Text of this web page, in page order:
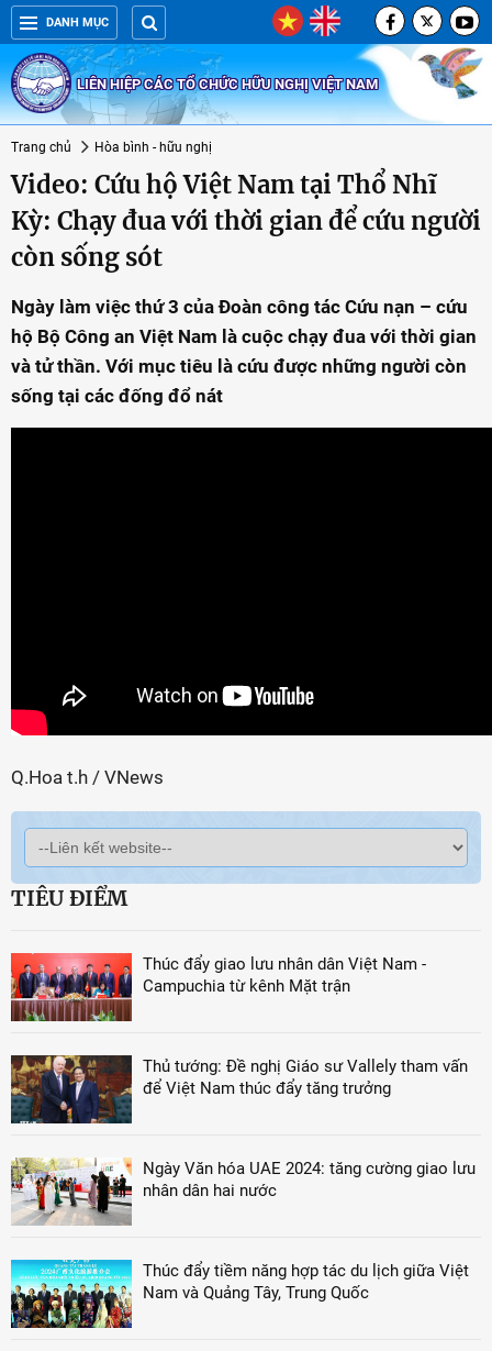
DANH MỤC
LIÊN HIỆP CÁC TỔ CHỨC HỮU NGHỊ VIỆT NAM
Trang chủ Hòa bình - hữu nghị
Video: Cứu hộ Việt Nam tại Thổ Nhĩ
Kỳ: Chạy đua với thời gian để cứu người
còn sống sót
Ngày làm việc thứ 3 của Đoàn công tác Cứu nạn – cứu
hộ Bộ Công an Việt Nam là cuộc chạy đua với thời gian
và tử thần. Với mục tiêu là cứu được những người còn
sống tại các đống đổ nát
Q.Hoa t.h / VNews
TIÊU ĐIỂM
Thúc đẩy giao lưu nhân dân Việt Nam -
Campuchia từ kênh Mặt trận
Thủ tướng: Đề nghị Giáo sư Vallely tham vấn
để Việt Nam thúc đẩy tăng trưởng
Ngày Văn hóa UAE 2024: tăng cường giao lưu
nhân dân hai nước
Thúc đẩy tiềm năng hợp tác du lịch giữa Việt
Nam và Quảng Tây, Trung Quốc